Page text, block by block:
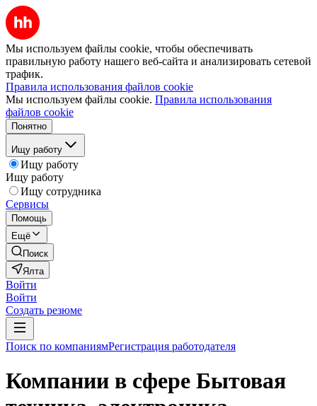
Мы используем файлы cookie, чтобы обеспечивать
правильную работу нашего веб-сайта и анализировать сетевой
трафик.
Правила использования файлов cookie
Мы используем файлы cookie. Правила использования
файлов cookie
Понятно
Ищу работу
Ищу работу
Ищу работу
Ищу сотрудника
Сервисы
Помощь
Ещё
Поиск
Ялта
Войти
Войти
Создать резюме
Поиск по компаниямРегистрация работодателя
Компании в сфере Бытовая